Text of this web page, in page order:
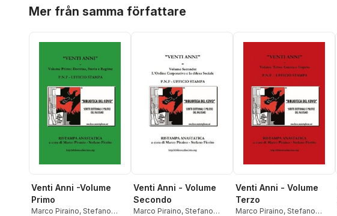
Mer från samma författare
Venti Anni -Volume
Primo
Marco Piraino, Stefano
Venti Anni - Volume
Secondo
Marco Piraino, Stefano
Venti Anni - Volume
Terzo
Marco Piraino, Stefano